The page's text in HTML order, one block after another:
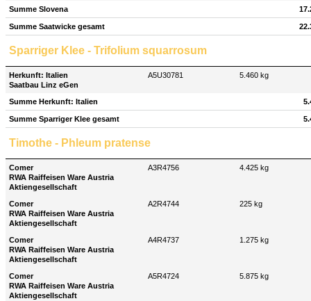
Summe Slovena
Summe Saatwicke gesamt
Sparriger Klee - Trifolium squarrosum
Herkunft: Italien
Saatbau Linz eGen
A5U30781 5.460 kg
Summe Herkunft: Italien
Summe Sparriger Klee gesamt
Timothe - Phleum pratense
Comer
RWA Raiffeisen Ware Austria
Aktiengesellschaft
A3R4756 4.425 kg
Comer
RWA Raiffeisen Ware Austria
Aktiengesellschaft
A2R4744 225 kg
Comer
RWA Raiffeisen Ware Austria
Aktiengesellschaft
A4R4737 1.275 kg
Comer
RWA Raiffeisen Ware Austria
Aktiengesellschaft
A5R4724 5.875 kg